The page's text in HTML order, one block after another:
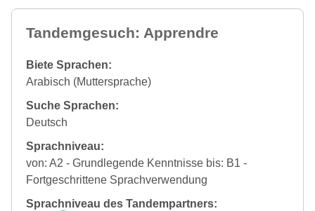
Tandemgesuch: Apprendre
Biete Sprachen:
Arabisch (Muttersprache)
Suche Sprachen:
Deutsch
Sprachniveau:
von: A2 - Grundlegende Kenntnisse bis: B1 -
Fortgeschrittene Sprachverwendung
Sprachniveau des Tandempartners: